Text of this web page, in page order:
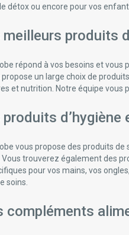
détox ou encore pour vos
meilleurs produits
répond à vos besoins et
propose un large choix de
et nutrition. Notre équipe vous
produits d’hygiène
vous propose des produits
trouverez également des
pour vos mains, vos
soins.
compléments